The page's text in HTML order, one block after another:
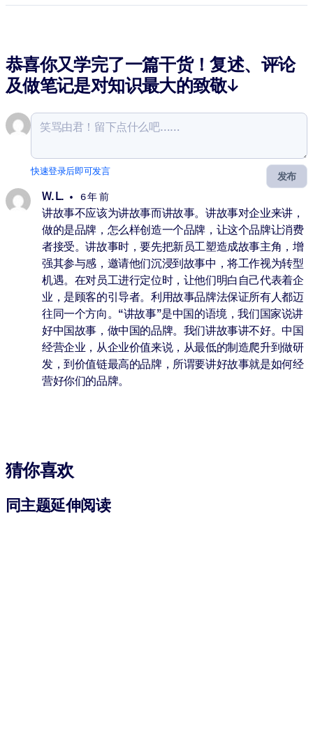
恭喜你又学完了一篇干货！复述、评论
及做笔记是对知识最大的致敬↓
发布
快速登录后即可发言
W. L. 6 年 前
讲故事不应该为讲故事而讲故事。讲故事对企业来讲，
做的是品牌，怎么样创造一个品牌，让这个品牌让消费
者接受。讲故事时，要先把新员工塑造成故事主角，增
强其参与感，邀请他们沉浸到故事中，将工作视为转型
机遇。在对员工进行定位时，让他们明白自己代表着企
业，是顾客的引导者。利用故事品牌法保证所有人都迈
往同一个方向。“讲故事”是中国的语境，我们国家说讲
好中国故事，做中国的品牌。我们讲故事讲不好。中国
经营企业，从企业价值来说，从最低的制造爬升到做研
发，到价值链最高的品牌，所谓要讲好故事就是如何经
营好你们的品牌。
猜你喜欢
同主题延伸阅读